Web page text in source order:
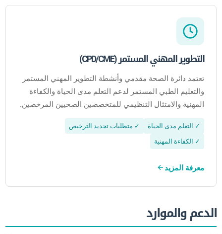
التطوير المهني المستمر (CPD/CME)
تعتمد دائرة الصحة مقدمي وأنشطة التطوير المهني المستمر
والتعليم الطبي المستمر لدعم التعلم مدى الحياة والكفاءة
المهنية والامتثال التنظيمي للمتخصصين الصحيين المرخصين.
✓ التعلم مدى الحياة
✓ متطلبات تجديد الترخيص
✓ الكفاءة المهنية
معرفة المزيد
الدعم والموارد